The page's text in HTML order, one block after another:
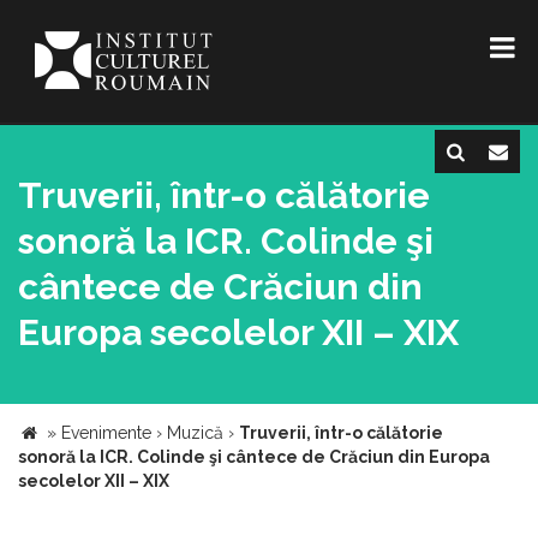
Truverii, într-o călătorie
sonoră la ICR. Colinde şi
cântece de Crăciun din
Europa secolelor XII – XIX
» Evenimente › Muzică › Truverii, într-o călătorie
sonoră la ICR. Colinde şi cântece de Crăciun din Europa
secolelor XII – XIX